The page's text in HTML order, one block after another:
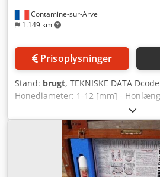
Contamine-sur-Arve
1.149 km
Prisoplysninger
Stand: brugt, TEKNISKE DATA
Honediameter: 1-12 [mm] -
honehoveder - 1 testhoved - 1
multispindelhoved